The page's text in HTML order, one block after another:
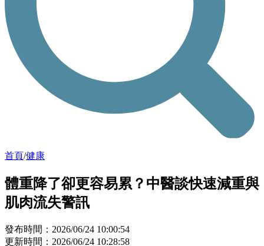
首頁/健康
體重降了卻更容易累？中醫談快速減重與
肌肉流失警訊
發布時間：2026/06/24 10:00:54
更新時間：2026/06/24 10:28:58